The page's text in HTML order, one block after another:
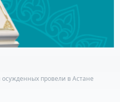
провели в Астане